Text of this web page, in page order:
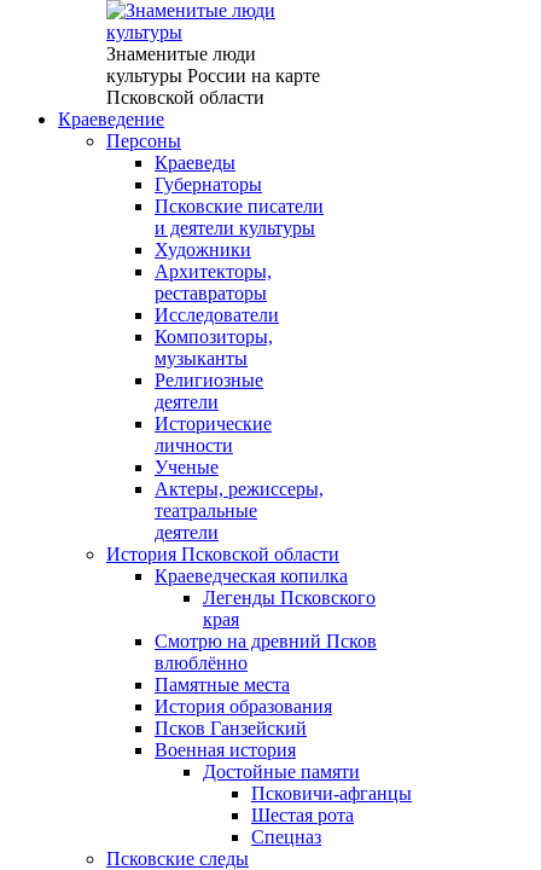
Знаменитые люди
культуры России на карте
Псковской области
Краеведение
Персоны
Краеведы
Губернаторы
Псковские писатели
и деятели культуры
Художники
Архитекторы,
реставраторы
Исследователи
Композиторы,
музыканты
Религиозные
деятели
Исторические
личности
Ученые
Актеры, режиссеры,
театральные
деятели
История Псковской области
Краеведческая копилка
Легенды Псковского
края
Смотрю на древний Псков
влюблённо
Памятные места
История образования
Псков Ганзейский
Военная история
Достойные памяти
Псковичи-афганцы
Шестая рота
Спецназ
Псковские следы